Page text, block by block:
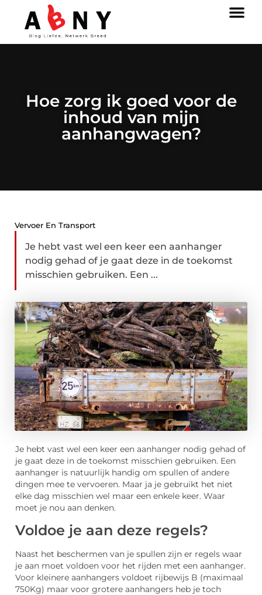
Hoe zorg ik goed voor de
inhoud van mijn
aanhangwagen?
Vervoer En Transport
Je hebt vast wel een keer een aanhanger
nodig gehad of je gaat deze in de toekomst
misschien gebruiken. Een ...
Je hebt vast wel een keer een aanhanger nodig gehad of
je gaat deze in de toekomst misschien gebruiken. Een
aanhanger is natuurlijk handig om spullen of andere
dingen mee te vervoeren. Maar ja je gebruikt het niet
elke dag misschien wel maar een enkele keer. Waar
moet je nou aan denken.
Voldoe je aan deze regels?
Naast het beschermen van je spullen zijn er regels waar
je aan moet voldoen voor het rijden met een aanhanger.
Voor kleinere aanhangers voldoet rijbewijs B (maximaal
750Kg) maar voor grotere aanhangers heb je toch